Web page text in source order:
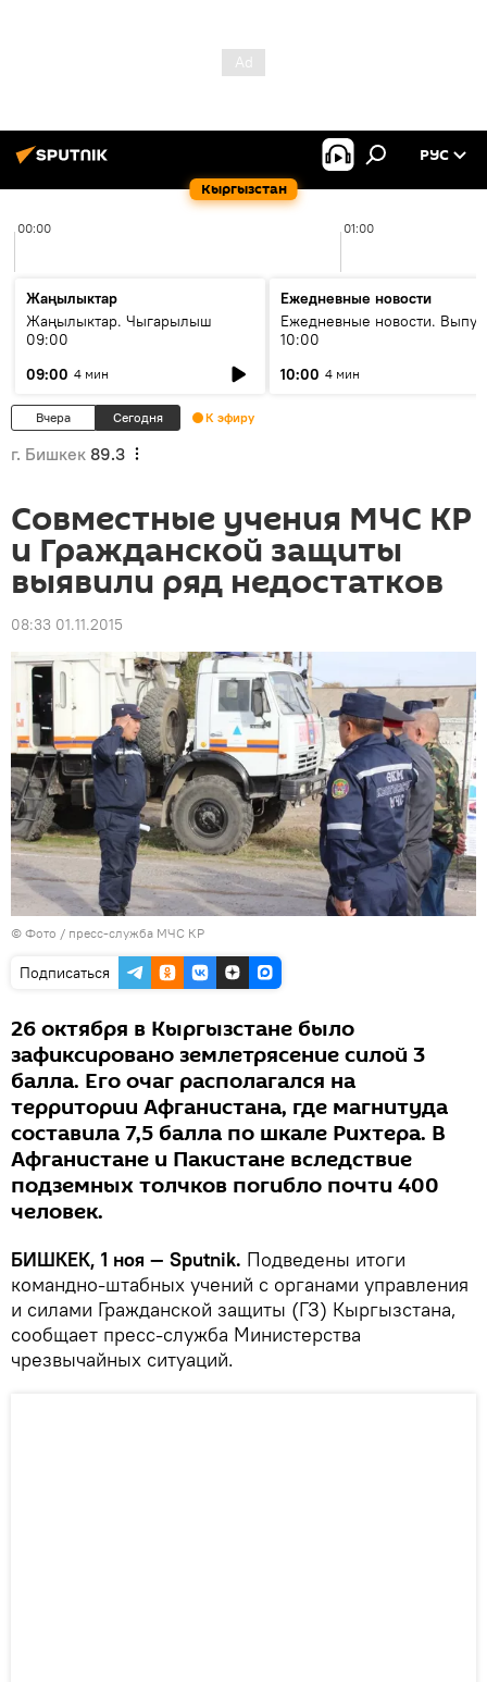
Кыргызстан
РУС
00:00 01:00
Жаңылыктар
Жаңылыктар. Чыгарылыш
09:00
09:00 4 мин
Ежедневные новости
Ежедневные новости.
10:00
10:00 4 мин
Вчера Сегодня К эфиру
г. Бишкек 89.3
Совместные учения МЧС КР
и Гражданской защиты
выявили ряд недостатков
08:33 01.11.2015
© Фото / пресс-служба МЧС КР
Подписаться
26 октября в Кыргызстане было
зафиксировано землетрясение силой 3
балла. Его очаг располагался на
территории Афганистана, где магнитуда
составила 7,5 балла по шкале Рихтера. В
Афганистане и Пакистане вследствие
подземных толчков погибло почти 400
человек.
БИШКЕК, 1 ноя — Sputnik. Подведены итоги
командно-штабных учений с органами управления
и силами Гражданской защиты (ГЗ) Кыргызстана,
сообщает пресс-служба Министерства
чрезвычайных ситуаций.